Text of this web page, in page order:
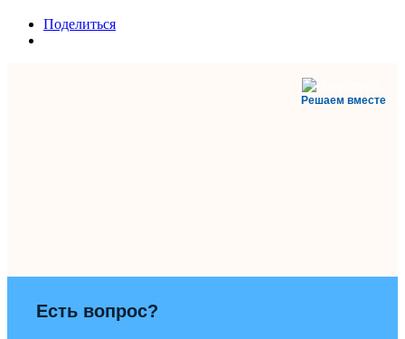
Поделиться
Решаем вместе
Есть вопрос?